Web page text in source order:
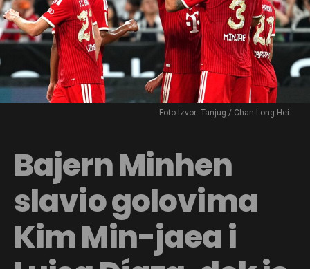
Foto Izvor: Tanjug / Chan Long Hei
Bajern Minhen
slavio golovima
Kim Min-jaea i